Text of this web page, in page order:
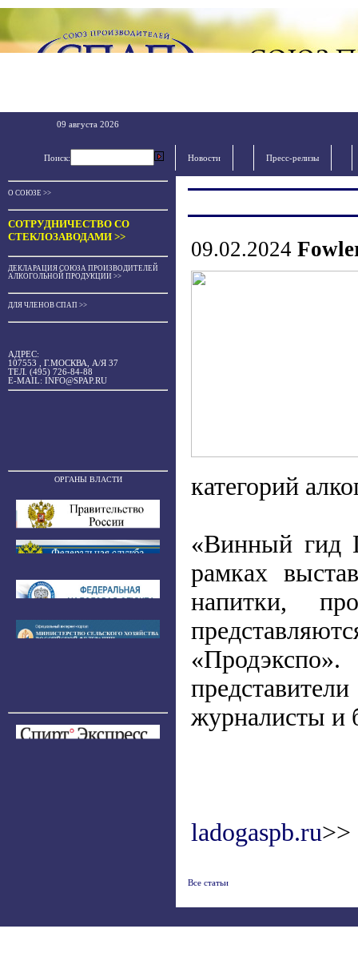
09 августа 2026
Поиск: Новости Пресс-релизы
О СОЮЗЕ >>
СОТРУДНИЧЕСТВО СО
СТЕКЛОЗАВОДАМИ >>
ДЕКЛАРАЦИЯ СОЮЗА ПРОИЗВОДИТЕЛЕЙ
АЛКОГОЛЬНОЙ ПРОДУКЦИИ >>
ДЛЯ ЧЛЕНОВ СПАП >>
АДРЕС:
107553 , Г.МОСКВА, А/Я 37
ТЕЛ. (495) 726-84-88
E-MAIL: INFO@SPAP.RU
ОРГАНЫ ВЛАСТИ
09.02.2024
категорий
«Винный гид
рамках
напитки,
журналисты и
ladogaspb.ru>>
Все статьи